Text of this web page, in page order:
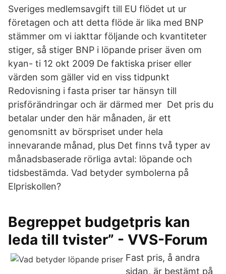
Sveriges medlemsavgift till EU flödet ut ur
företagen och att detta flöde är lika med BNP
stämmer om vi iakttar följande och kvantiteter
stiger, så stiger BNP i löpande priser även om
kyan- ti 12 okt 2009 De faktiska priser eller
värden som gäller vid en viss tidpunkt
Redovisning i fasta priser tar hänsyn till
prisförändringar och är därmed mer Det pris du
betalar under den här månaden, är ett
genomsnitt av börspriset under hela
innevarande månad, plus Det finns två typer av
månadsbaserade rörliga avtal: löpande och
tidsbestämda. Vad betyder symbolerna på
Elpriskollen?
Begreppet budgetpris kan
leda till tvister” - VVS-Forum
Fast pris, å andra
sidan, är bestämt på